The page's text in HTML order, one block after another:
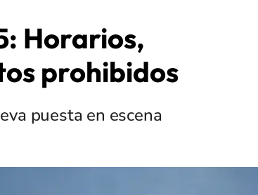
Horarios,
prohibidos
puesta en escena